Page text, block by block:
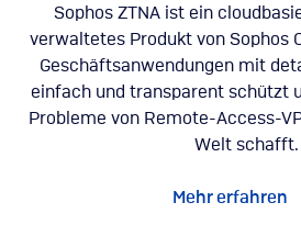
Sophos ZTNA ist ein
verwaltetes Produkt von Sophos
Geschäftsanwendungen mit
einfach und transparent schützt
Probleme von Remote-Access-
Welt schafft.
Mehr erfahren